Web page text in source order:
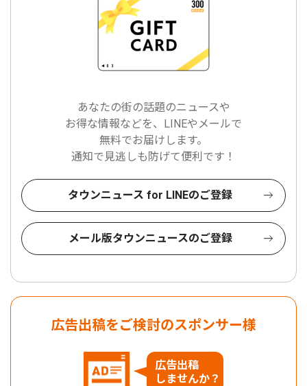
あなたの街の話題のニュースや
お得な情報などを、LINEやメールで
無料でお届けします。
通知で見逃しも防げて便利です！
タウンニュース for LINEのご登録
メール版タウンニュースのご登録
広告出稿をご検討のスポンサー様
広告出稿
しませんか？